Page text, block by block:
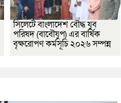
সিলেটে বাংলাদেশ বৌদ্ধ যুব
পরিষদ (বাবৌযুপ) এর বার্ষিক
বৃক্ষরোপণ কর্মসূচি ২০২৬ সম্পন্ন